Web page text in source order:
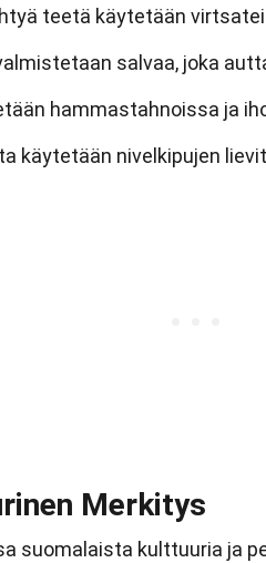
teetä käytetään
salvaa, joka
hammastahnoissa ja
käytetään nivelkipujen
Merkitys
suomalaista kulttuuria ja